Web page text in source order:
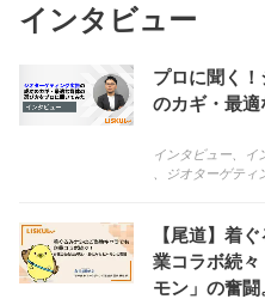
インタビュー
プロに聞く
のカギ・最
インタビュー イ
ジオターゲティ
【尾道】着
業コラボ続
モン」の奮闘